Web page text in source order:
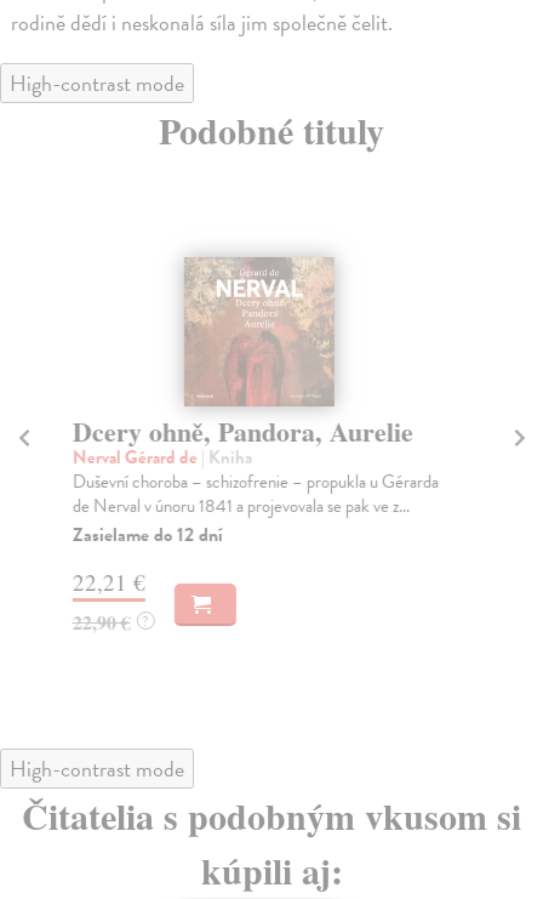
rodině dědí i neskonalá síla jim společně čelit.
High-contrast mode
Podobné tituly
Dcery ohně, Pandora, Aurelie
Nerval Gérard de | Kniha
Duševní choroba – schizofrenie – propukla u Gérarda
de Nerval v únoru 1841 a projevovala se pak ve z...
Zasielame do 12 dní
22,21 €
22,90 € ?
High-contrast mode
Čitatelia s podobným vkusom si
kúpili aj: